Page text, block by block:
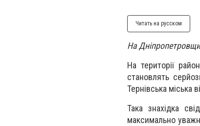
Читать на русском
На
На території
становлять
Тернівська міська
Така знахідка
максимально